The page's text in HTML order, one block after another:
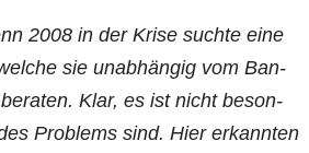
2008 in der Kri­se such­te eine
sie unab­hän­gig vom Ban­
Klar, es ist nicht beson­
Pro­blems sind. Hier erkann­ten